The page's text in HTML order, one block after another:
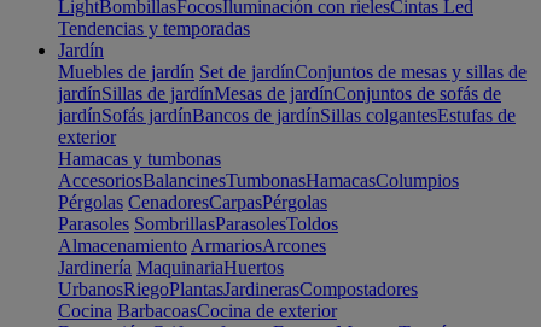
LightBombillasFocosIluminación con rielesCintas Led
Tendencias y temporadas
Jardín
Muebles de jardín Set de jardínConjuntos de mesas y sillas de
jardínSillas de jardínMesas de jardínConjuntos de sofás de
jardínSofás jardínBancos de jardínSillas colgantesEstufas de
exterior
Hamacas y tumbonas
AccesoriosBalancinesTumbonasHamacasColumpios
Pérgolas CenadoresCarpasPérgolas
Parasoles SombrillasParasolesToldos
Almacenamiento ArmariosArcones
Jardinería MaquinariaHuertos
UrbanosRiegoPlantasJardinerasCompostadores
Cocina BarbacoasCocina de exterior